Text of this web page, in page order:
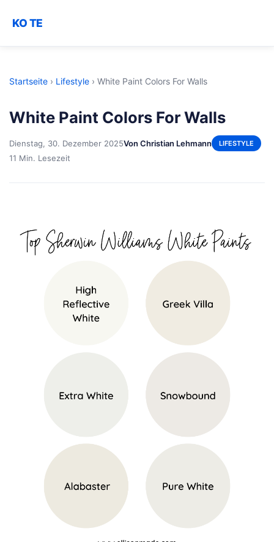
KO TE
Startseite › Lifestyle › White Paint Colors For Walls
White Paint Colors For Walls
Dienstag, 30. Dezember 2025Von Christian Lehmann LIFESTYLE
11 Min. Lesezeit